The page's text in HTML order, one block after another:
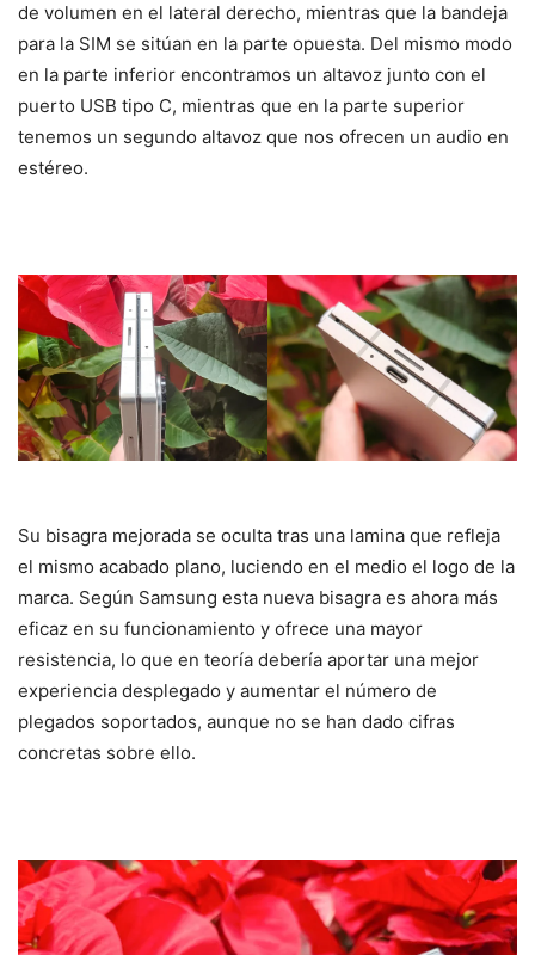
de volumen en el lateral derecho, mientras que la bandeja
para la SIM se sitúan en la parte opuesta. Del mismo modo
en la parte inferior encontramos un altavoz junto con el
puerto USB tipo C, mientras que en la parte superior
tenemos un segundo altavoz que nos ofrecen un audio en
estéreo.
Su bisagra mejorada se oculta tras una lamina que refleja
el mismo acabado plano, luciendo en el medio el logo de la
marca. Según Samsung esta nueva bisagra es ahora más
eficaz en su funcionamiento y ofrece una mayor
resistencia, lo que en teoría debería aportar una mejor
experiencia desplegado y aumentar el número de
plegados soportados, aunque no se han dado cifras
concretas sobre ello.